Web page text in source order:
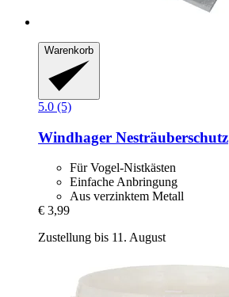
Warenkorb
5.0 (5)
Windhager Nesträuberschutz
Für Vogel-Nistkästen
Einfache Anbringung
Aus verzinktem Metall
€ 3,99
Zustellung bis 11. August